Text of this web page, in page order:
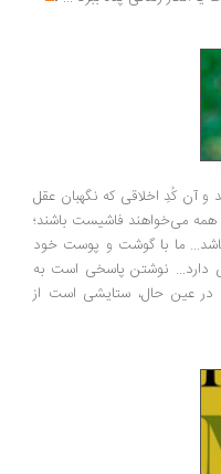
اخلاقی که نگهبان عقل
فاشیست باشند؛
با گوشت و پوست خود
نوشتن پاسخی است به
حال، ستایشی است از